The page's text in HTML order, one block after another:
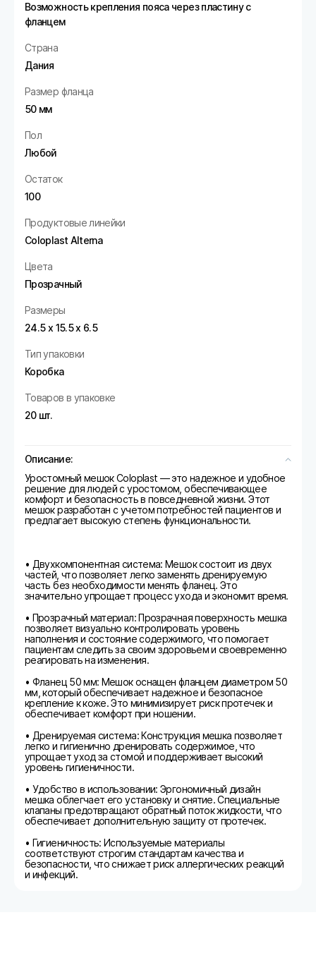
Возможность крепления пояса через пластину с
фланцем
Страна
Дания
Размер фланца
50 мм
Пол
Любой
Остаток
100
Продуктовые линейки
Coloplast Alterna
Цвета
Прозрачный
Размеры
24.5 х 15.5 х 6.5
Тип упаковки
Коробка
Товаров в упаковке
20 шт.
Описание:
Уростомный мешок Coloplast — это надежное и удобное
решение для людей с уростомом, обеспечивающее
комфорт и безопасность в повседневной жизни. Этот
мешок разработан с учетом потребностей пациентов и
предлагает высокую степень функциональности.
• Двухкомпонентная система: Мешок состоит из двух
частей, что позволяет легко заменять дренируемую
часть без необходимости менять фланец. Это
значительно упрощает процесс ухода и экономит время.
• Прозрачный материал: Прозрачная поверхность мешка
позволяет визуально контролировать уровень
наполнения и состояние содержимого, что помогает
пациентам следить за своим здоровьем и своевременно
реагировать на изменения.
• Фланец 50 мм: Мешок оснащен фланцем диаметром 50
мм, который обеспечивает надежное и безопасное
крепление к коже. Это минимизирует риск протечек и
обеспечивает комфорт при ношении.
• Дренируемая система: Конструкция мешка позволяет
легко и гигиенично дренировать содержимое, что
упрощает уход за стомой и поддерживает высокий
уровень гигиеничности.
• Удобство в использовании: Эргономичный дизайн
мешка облегчает его установку и снятие. Специальные
клапаны предотвращают обратный поток жидкости, что
обеспечивает дополнительную защиту от протечек.
• Гигиеничность: Используемые материалы
соответствуют строгим стандартам качества и
безопасности, что снижает риск аллергических реакций
и инфекций.